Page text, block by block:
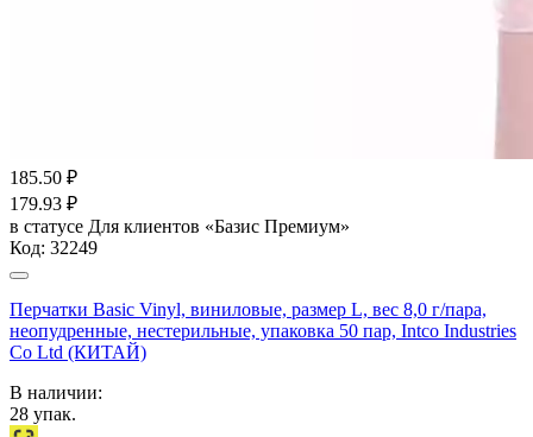
185.50 ₽
179.93 ₽
в статусе Для клиентов «Базис Премиум»
Код: 32249
Перчатки Basic Vinyl, виниловые, размер L, вес 8,0 г/пара,
неопудренные, нестерильные, упаковка 50 пар, Intco Industries
Co Ltd (КИТАЙ)
В наличии:
28 упак.